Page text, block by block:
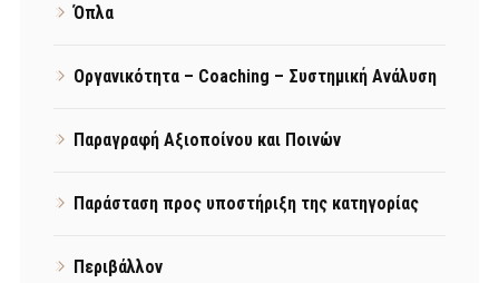
Όπλα
Οργανικότητα – Coaching – Συστημική Ανάλυση
Παραγραφή Αξιοποίνου και Ποινών
Παράσταση προς υποστήριξη της κατηγορίας
Περιβάλλον